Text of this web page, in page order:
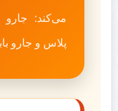
می‌کند: جارو
پلاس و جارو